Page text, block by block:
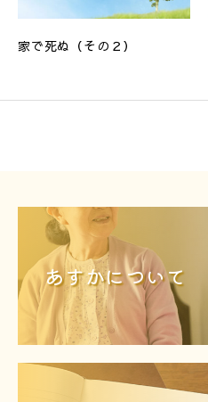
家で死ぬ（その２）
あすかについて